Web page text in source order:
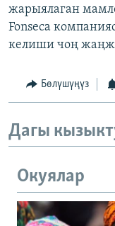
жарыялаган
Fonseca
келиши чоң
Бөлүшүңүз
Дагы
Окуялар